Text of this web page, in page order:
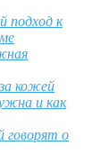
подход к
кожей
и как
говорят о